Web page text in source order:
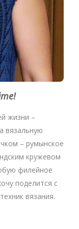
жизни –
вязальную
– румынское
кружевом
филейное
поделится с
вязания.